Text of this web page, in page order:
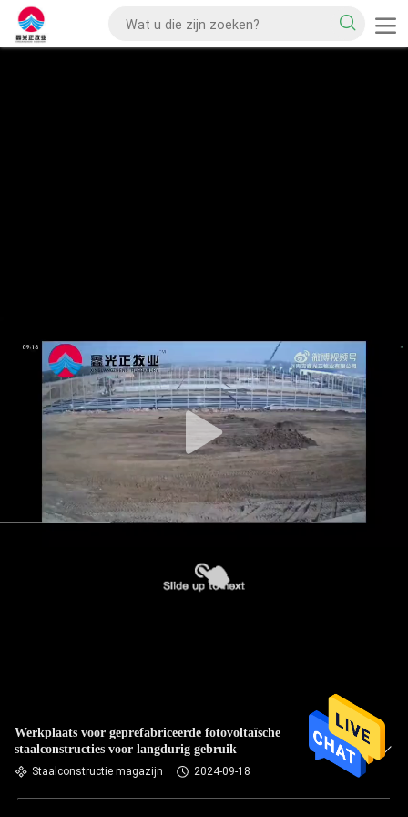
Werkplaats voor geprefabriceerde fotovoltaïsche
staalconstructies voor langdurig gebruik
Staalconstructie magazijn 2024-09-18